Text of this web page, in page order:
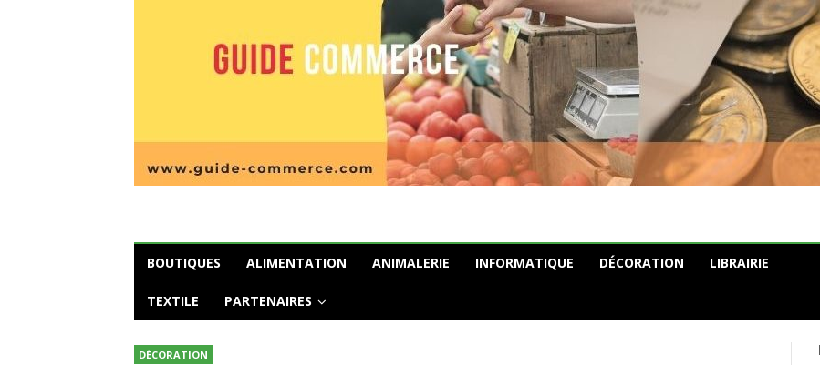
BOUTIQUES ALIMENTATION ANIMALERIE INFORMATIQUE DÉCORATION LIBRAIRIE
TEXTILE PARTENAIRES
DÉCORATION